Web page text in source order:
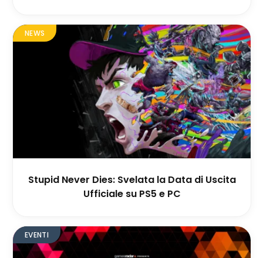
NEWS
Stupid Never Dies: Svelata la Data di Uscita
Ufficiale su PS5 e PC
EVENTI